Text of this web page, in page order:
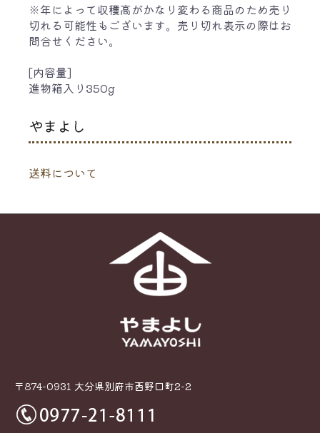
※年によって収穫高がかなり変わる商品のため売り
切れる可能性もございます。売り切れ表示の際はお
問合せください。
[内容量]
進物箱入り350g
やまよし
送料について
〒874-0931 大分県別府市西野口町2-2